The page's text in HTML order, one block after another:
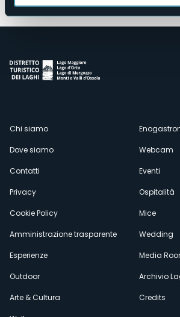
Menù
secondario
Chi siamo
Dove siamo
Contatti
Privacy
Cookie Policy
Amministrazione trasparente
Esperienze
Outdoor
Arte & Cultura
Webcam
Eventi
Ospitalità
Mice
Wedding
Media
Archivio
Credits